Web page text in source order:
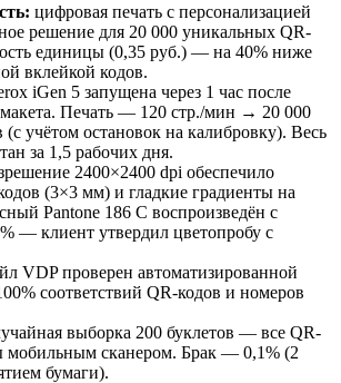
цифровая печать с персонализацией
решение для 20 000 уникальных QR-
единицы (0,35 руб.) — на 40% ниже
вклейкой кодов.
iGen 5 запущена через 1 час после
Печать — 120 стр./мин → 20 000
(с учётом остановок на калибровку). Весь
за 1,5 рабочих дня.
2400×2400 dpi обеспечило
(3×3 мм) и гладкие градиенты на
Pantone 186 C воспроизведён с
— клиент утвердил цветопробу с
VDP проверен автоматизированной
соответствий QR-кодов и номеров
выборка 200 буклетов — все QR-
мобильным сканером. Брак — 0,1% (2
бумаги).